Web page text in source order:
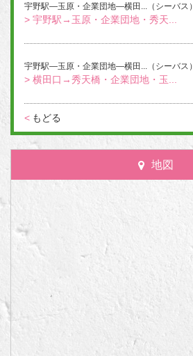
宇野駅―玉原・企業団地―横田...（シーバス）
> 宇野駅→玉原・企業団地・秀天...
宇野駅―玉原・企業団地―横田...（シーバス）
> 横田口→秀天橋・企業団地・玉...
< もどる
地図